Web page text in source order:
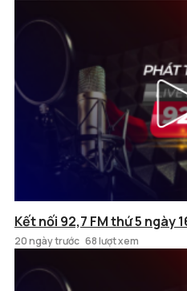
Kết nối 92,7 FM thứ 5 ngày
20 ngày trước 68 lượt xem